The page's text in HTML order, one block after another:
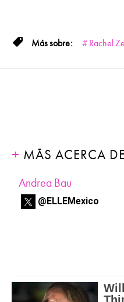
Rachel
MÁS ACERCA
Andrea Bau
@ELLEMexico